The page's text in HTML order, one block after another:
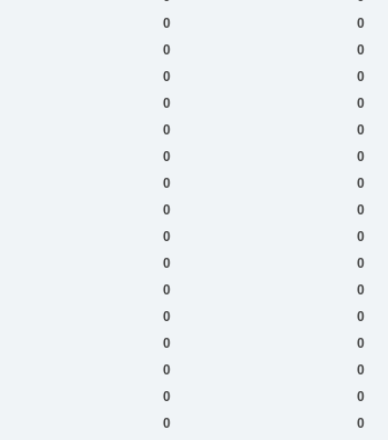
0 0
0 0
0 0
0 0
0 0
0 0
0 0
0 0
0 0
0 0
0 0
0 0
0 0
0 0
0 0
0 0